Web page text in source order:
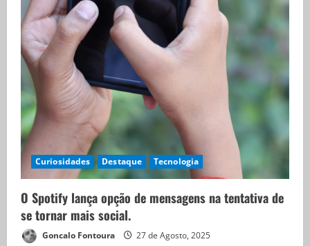
Curiosidades Destaque Tecnologia
O Spotify lança opção de mensagens na tentativa de
se tornar mais social.
Goncalo Fontoura 27 de Agosto, 2025